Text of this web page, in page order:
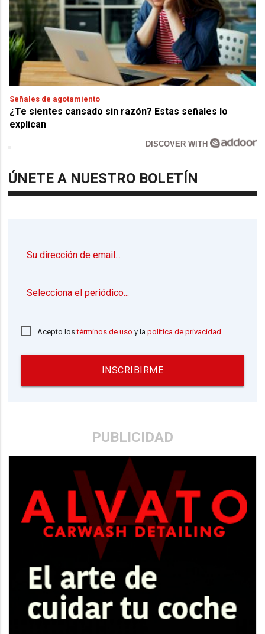
Señales de agotamiento
¿Te sientes cansado sin razón? Estas señales lo
explican
DISCOVER WITH
ÚNETE A NUESTRO BOLETÍN
Acepto lostérminos de uso y lapolítica de privacidad
INSCRIBIRME
PUBLICIDAD